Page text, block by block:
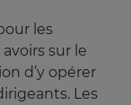
les
sur le
d’y opérer
Les